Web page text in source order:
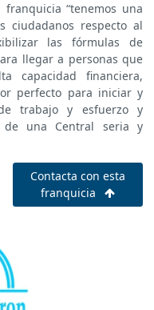
“tenemos una
ciudadanos respecto al
las fórmulas de
llegar a personas que
capacidad financiera,
perfecto para iniciar y
trabajo y esfuerzo y
de una Central seria y
Contacta con esta
franquicia